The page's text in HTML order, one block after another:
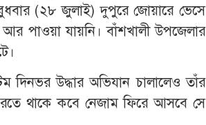
(২৮ জুলাই) দুপুরে জোয়ারে ভেসে
পাওয়া যায়নি। বাঁশখালী উপজেলার
দিনভর উদ্ধার অভিযান চালা‌লেও তাঁর
থাকে কবে নেজাম ফিরে আসবে সে